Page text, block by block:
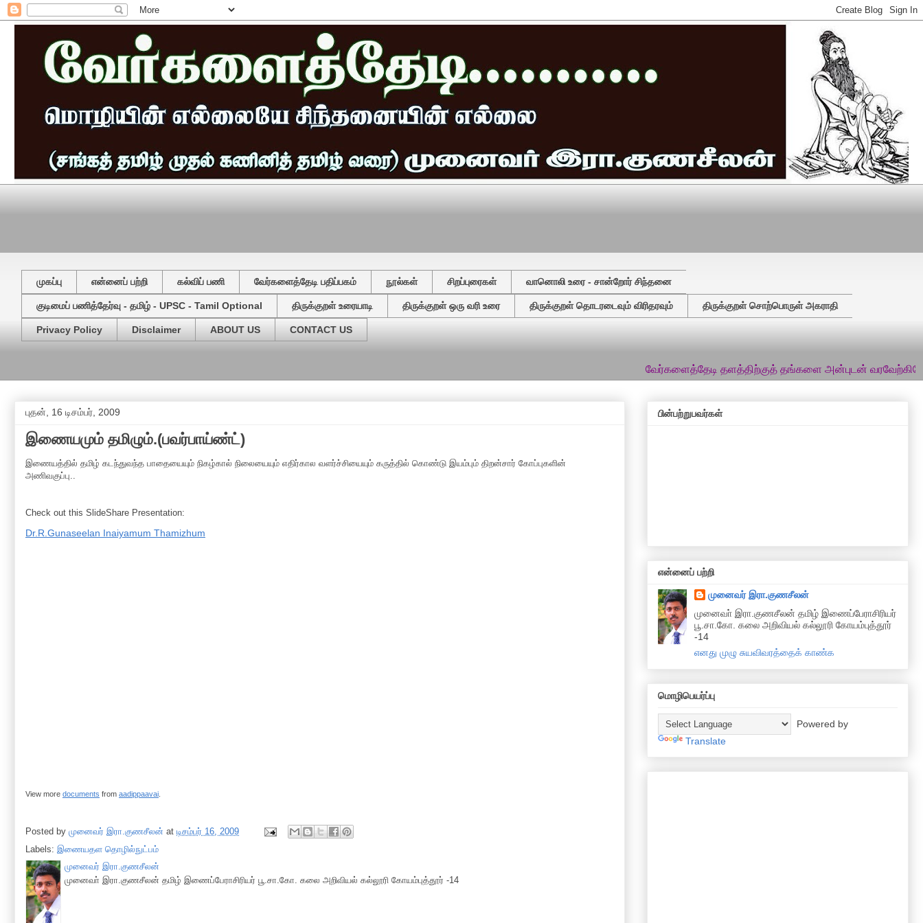
முகப்பு என்னைப் பற்றி கல்விப் பணி வேர்களைத்தேடி பதிப்பகம் நூல்கள் சிறப்புரைகள் வானொலி உரை - சான்றோர் சிந்தனை
குடிமைப் பணித்தேர்வு - தமிழ் - UPSC - Tamil Optional திருக்குறள் உரையாடி திருக்குறள் ஒரு வரி உரை திருக்குறள் தொடரடைவும் விரிதரவும் திருக்குறள் சொற்பொருள் அகராதி
Privacy Policy Disclaimer ABOUT US CONTACT US
வேர்களைத்தேடி தளத்திற்குத் தங்களை அன்புடன் வரவேற்கிறேன்...
புதன், 16 டிசம்பர், 2009
இணையமும் தமிழும்.(பவர்பாய்ண்ட்)
இணையத்தில் தமிழ் கடந்துவந்த பாதையையும் நிகழ்கால் நிலையையும் எதிர்கால வளர்ச்சியையும் கருத்தில் கொண்டு இயம்பும் திறன்சார் கோப்புகளின்
அணிவகுப்பு..
Check out this SlideShare Presentation:
Dr.R.Gunaseelan Inaiyamum Thamizhum
View more documents from aadippaavai
Posted by முனைவர் இரா.குணசீலன் at டிசம்பர் 16, 2009
Labels: இணையதள தொழில்நுட்பம்
முனைவர் இரா.குணசீலன்
முனைவா் இரா.குணசீலன் தமிழ் இணைப்பேராசிரியர் பூ.சா.கோ. கலை அறிவியல் கல்லூரி கோயம்புத்தூர் -14
பின்பற்றுபவர்கள்
என்னைப் பற்றி
முனைவர் இரா.குணசீலன்
முனைவா் இரா.குணசீலன் தமிழ் இணைப்பேராசிரியர்
பூ.சா.கோ. கலை அறிவியல் கல்லூரி கோயம்புத்தூர்
-14
எனது முழு சுயவிவரத்தைக் காண்க
மொழிபெயர்ப்பு
Powered by
Translate